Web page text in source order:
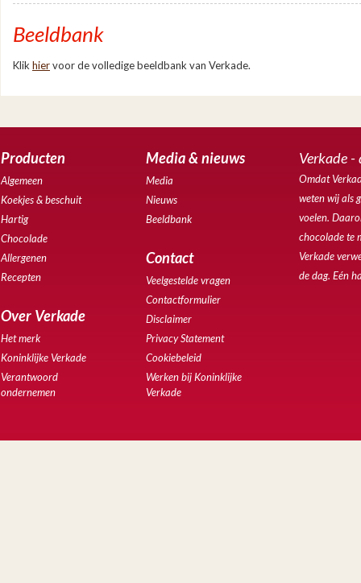
Beeldbank
Klik hiervoor de volledige beeldbank van Verkade.
Producten
Algemeen
Koekjes & beschuit
Hartig
Chocolade
Allergenen
Recepten
Over Verkade
Het merk
Koninklijke Verkade
Verantwoord
ondernemen
Media & nieuws
Media
Nieuws
Beeldbank
Contact
Veelgestelde vragen
Contactformulier
Disclaimer
Privacy Statement
Cookiebeleid
Werken bij Koninklijke
Verkade
Verkade -
Omdat
weten wij als
voelen.
chocolade te
Verkade
de dag. Eén